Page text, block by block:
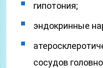
гипотония;
эндокринные
сосудов